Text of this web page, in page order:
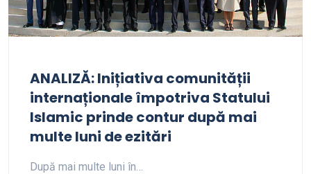
ANALIZĂ: Inițiativa comunității
internaționale împotriva Statului
Islamic prinde contur după mai
multe luni de ezitări
După mai multe luni în…